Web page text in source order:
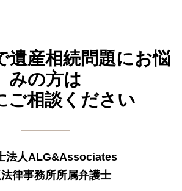
みの方は
ご相談ください
法人ALG&Associates
律事務所所属弁護士